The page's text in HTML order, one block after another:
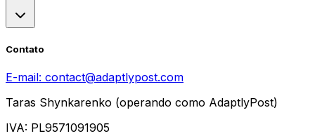
Contato
E-mail: contact@adaptlypost.com
Taras Shynkarenko (operando como AdaptlyPost)
IVA: PL9571091905